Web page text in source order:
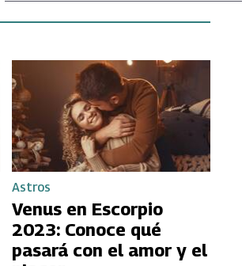
Astros
Venus en Escorpio
2023: Conoce qué
pasará con el amor y el